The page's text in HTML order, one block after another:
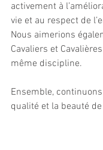
activement à
vie et au respect de
Nous aimerions
Cavaliers et
même discipline.
Ensemble,
qualité et la beauté